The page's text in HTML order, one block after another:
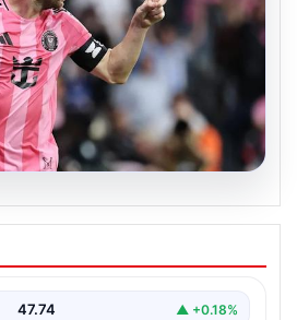
da durmuyor!
yaptı
47.74 ▲ +0.18%